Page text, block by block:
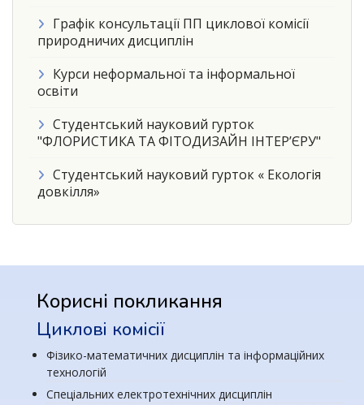
Графік консультації ПП циклової комісії
природничих дисциплін
Курси неформальної та інформальної
освіти
Студентський науковий гурток
"ФЛОРИСТИКА ТА ФІТОДИЗАЙН ІНТЕР’ЄРУ"
Студентський науковий гурток « Екологія
довкілля»
Корисні покликання
Циклові комісії
Фізико-математичних дисциплін та інформаційних
технологій
Спеціальних електротехнічних дисциплін